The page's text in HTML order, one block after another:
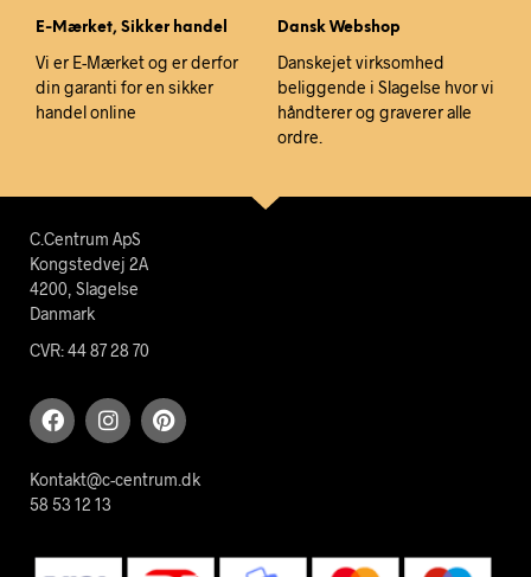
E-Mærket, Sikker handel
Vi er E-Mærket og er derfor
din garanti for en sikker
handel online
Dansk Webshop
Danskejet virksomhed
beliggende i Slagelse hvor vi
håndterer og graverer alle
ordre.
C.Centrum ApS
Kongstedvej 2A
4200, Slagelse
Danmark
CVR: 44 87 28 70
Kontakt@c-centrum.dk
58 53 12 13